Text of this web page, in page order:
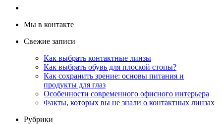
Мы в контакте
Свежие записи
Как выбрать контактные линзы
Как выбрать обувь для плоской стопы?
Как сохранить зрение: основы питания и
продукты для глаз
Особенности современного офисного интерьера
Факты, которых вы не знали о контактных линзах
Рубрики